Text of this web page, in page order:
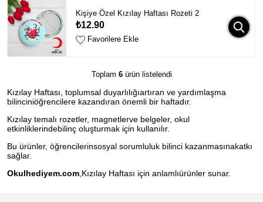
Kişiye Özel Kızılay Haftası Rozeti 2
₺12.90
Favorilere Ekle
Toplam 6ürün listelendi
Kızılay Haftası, toplumsal duyarlılığıartıran ve yardımlaşma
bilinciniöğrencilere kazandıran önemli bir haftadır.
Kızılay temalı rozetler, magnetlerve belgeler, okul
etkinliklerindebilinç oluşturmak için kullanılır.
Bu ürünler, öğrencilerinsosyal sorumluluk bilinci kazanmasınakatkı
sağlar.
Okulhediyem.com ,Kızılay Haftası için anlamlıürünler sunar.